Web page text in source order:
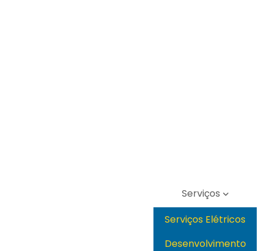
Serviços
Serviços Elétricos
Desenvolvimento